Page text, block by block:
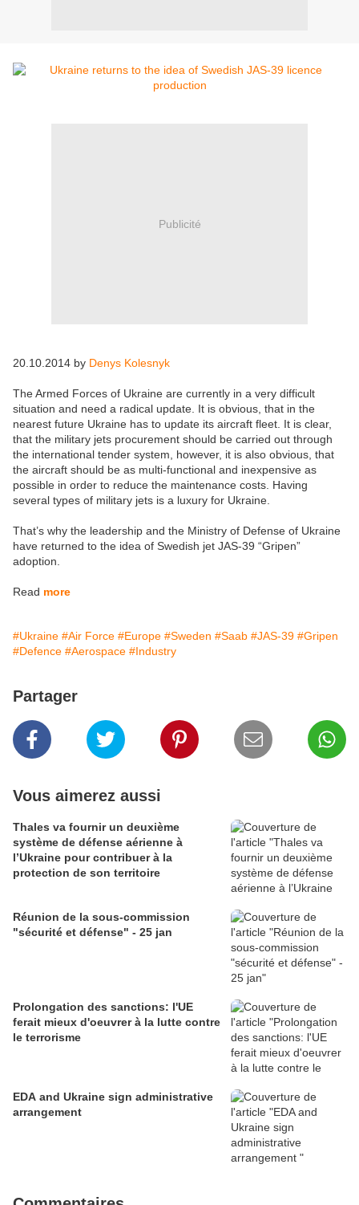
Publicité
20.10.2014 by Denys Kolesnyk
The Armed Forces of Ukraine are currently in a very difficult
situation and need a radical update. It is obvious, that in the
nearest future Ukraine has to update its aircraft fleet. It is clear,
that the military jets procurement should be carried out through
the international tender system, however, it is also obvious, that
the aircraft should be as multi-functional and inexpensive as
possible in order to reduce the maintenance costs. Having
several types of military jets is a luxury for Ukraine.
That’s why the leadership and the Ministry of Defense of Ukraine
have returned to the idea of Swedish jet JAS-39 “Gripen”
adoption.
Read more
#Ukraine #Air Force #Europe #Sweden #Saab #JAS-39 #Gripen
#Defence #Aerospace #Industry
Partager
Vous aimerez aussi
Thales va fournir un deuxième
système de défense aérienne à
l’Ukraine pour contribuer à la
protection de son territoire
Réunion de la sous-commission
"sécurité et défense" - 25 jan
Prolongation des sanctions: l'UE
ferait mieux d'oeuvrer à la lutte contre
le terrorisme
EDA and Ukraine sign administrative
arrangement